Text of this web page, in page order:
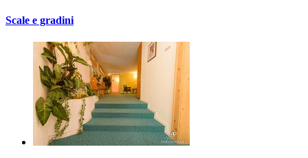
Scale e gradini